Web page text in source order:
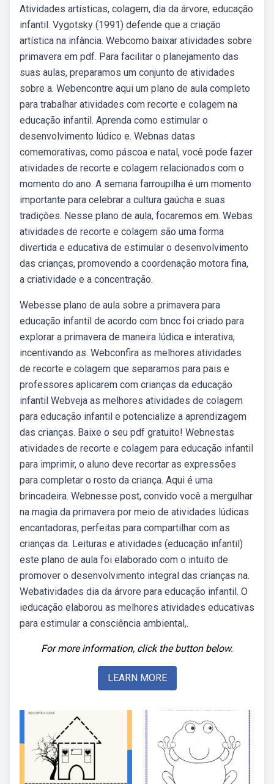
Atividades artísticas, colagem, dia da árvore, educação
infantil. Vygotsky (1991) defende que a criação
artística na infância. Webcomo baixar atividades sobre
primavera em pdf. Para facilitar o planejamento das
suas aulas, preparamos um conjunto de atividades
sobre a. Webencontre aqui um plano de aula completo
para trabalhar atividades com recorte e colagem na
educação infantil. Aprenda como estimular o
desenvolvimento lúdico e. Webnas datas
comemorativas, como páscoa e natal, você pode fazer
atividades de recorte e colagem relacionados com o
momento do ano. A semana farroupilha é um momento
importante para celebrar a cultura gaúcha e suas
tradições. Nesse plano de aula, focaremos em. Webas
atividades de recorte e colagem são uma forma
divertida e educativa de estimular o desenvolvimento
das crianças, promovendo a coordenação motora fina,
a criatividade e a concentração.
Webesse plano de aula sobre a primavera para
educação infantil de acordo com bncc foi criado para
explorar a primavera de maneira lúdica e interativa,
incentivando as. Webconfira as melhores atividades
de recorte e colagem que separamos para pais e
professores aplicarem com crianças da educação
infantil Webveja as melhores atividades de colagem
para educação infantil e potencialize a aprendizagem
das crianças. Baixe o seu pdf gratuito! Webnestas
atividades de recorte e colagem para educação infantil
para imprimir, o aluno deve recortar as expressões
para completar o rosto da criança. Aqui é uma
brincadeira. Webnesse post, convido você a mergulhar
na magia da primavera por meio de atividades lúdicas
encantadoras, perfeitas para compartilhar com as
crianças da. Leituras e atividades (educação infantil)
este plano de aula foi elaborado com o intuito de
promover o desenvolvimento integral das crianças na.
Webatividades dia da árvore para educação infantil. O
ieducação elaborou as melhores atividades educativas
para estimular a consciência ambiental,.
For more information, click the button below.
LEARN MORE